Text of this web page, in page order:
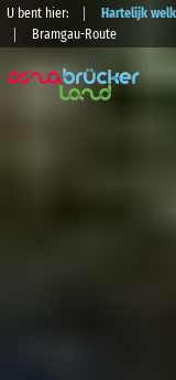
U bent hier: Hartelijk
Bramgau-Route